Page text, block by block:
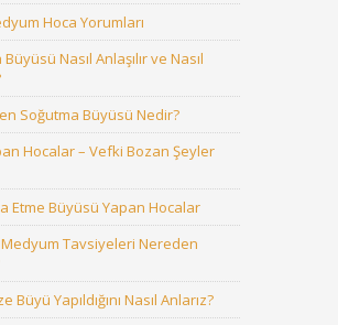
Hoca Yorumları
Nasıl Anlaşılır ve Nasıl
Soğutma Büyüsü Nedir?
Hocalar – Vefki Bozan Şeyler
Etme Büyüsü Yapan Hocalar
Medyum Tavsiyeleri Nereden
Büyü Yapıldığını Nasıl Anlarız?